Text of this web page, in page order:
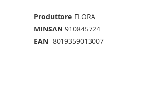
Produttore FLORA
MINSAN 910845724
EAN 8019359013007